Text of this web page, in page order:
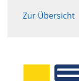
Zur Übersicht